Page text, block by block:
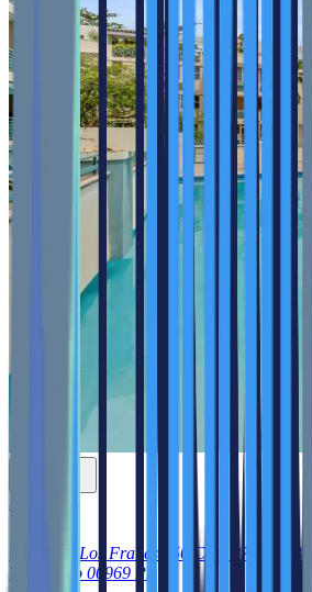
$300,000
Vistas De Los Frailes 150 Carr 873 Apt Ba2
Guaynabo 00969 PR